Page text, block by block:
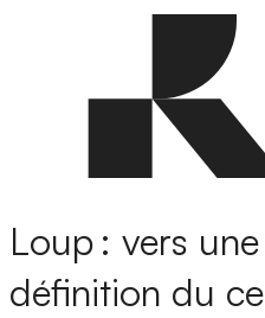
Loup : vers
définition du